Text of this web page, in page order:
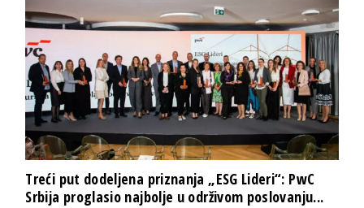
Treći put dodeljena priznanja „ESG Lideri“: PwC
Srbija proglasio najbolje u održivom poslovanju...